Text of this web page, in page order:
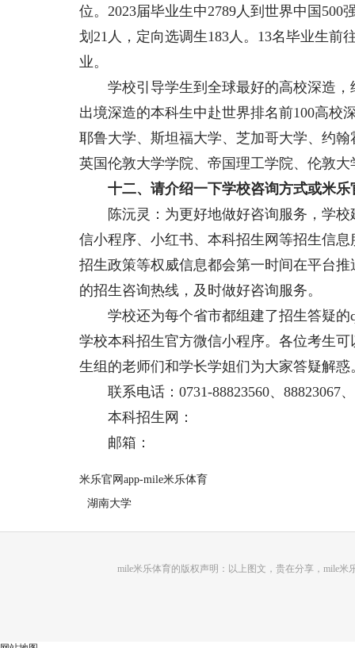
位。2023届毕业生中2789人到世界中国500
划21人，定向选调生183人。13名毕业生前
业。
学校引导学生到全球最好的高校深造，
出境深造的本科生中赴世界排名前100高校
耶鲁大学、斯坦福大学、芝加哥大学、约
英国伦敦大学学院、帝国理工学院、伦敦
十二、请介绍一下学校咨询方式或米
陈沅灵：为更好地做好咨询服务，学校
信小程序、小红书、本科招生网等招生信
招生政策等权威信息都会第一时间在平台
的招生咨询热线，及时做好咨询服务。
学校还为每个省市都组建了招生答疑的
学校本科招生官方微信小程序。各位考生
生组的老师们和学长学姐们为大家答疑解惑
联系电话：0731-88823560、88823067、
本科招生网：
邮箱：
米乐官网app-mile米乐体育
湖南大学
mile米乐体育的版权声明：以上图文，贵在分享，mile